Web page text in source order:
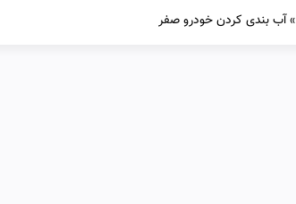
»آب بندی کردن خودرو صفر